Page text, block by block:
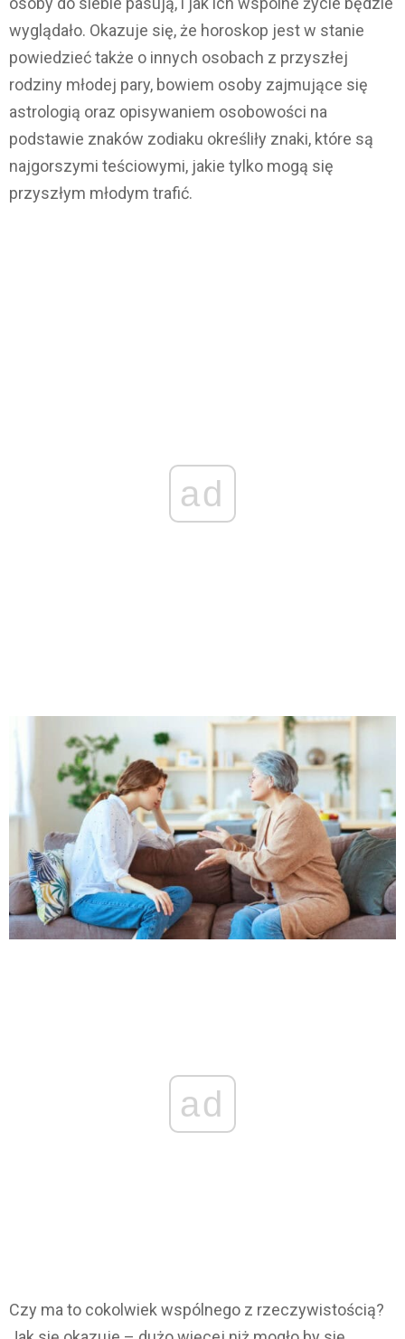
wyglądało. Okazuje się, że horoskop jest w stanie
powiedzieć także o innych osobach z przyszłej
rodziny młodej pary, bowiem osoby zajmujące się
astrologią oraz opisywaniem osobowości na
podstawie znaków zodiaku określiły znaki, które są
najgorszymi teściowymi, jakie tylko mogą się
przyszłym młodym trafić.
ad
ad
Czy ma to cokolwiek wspólnego z rzeczywistością?